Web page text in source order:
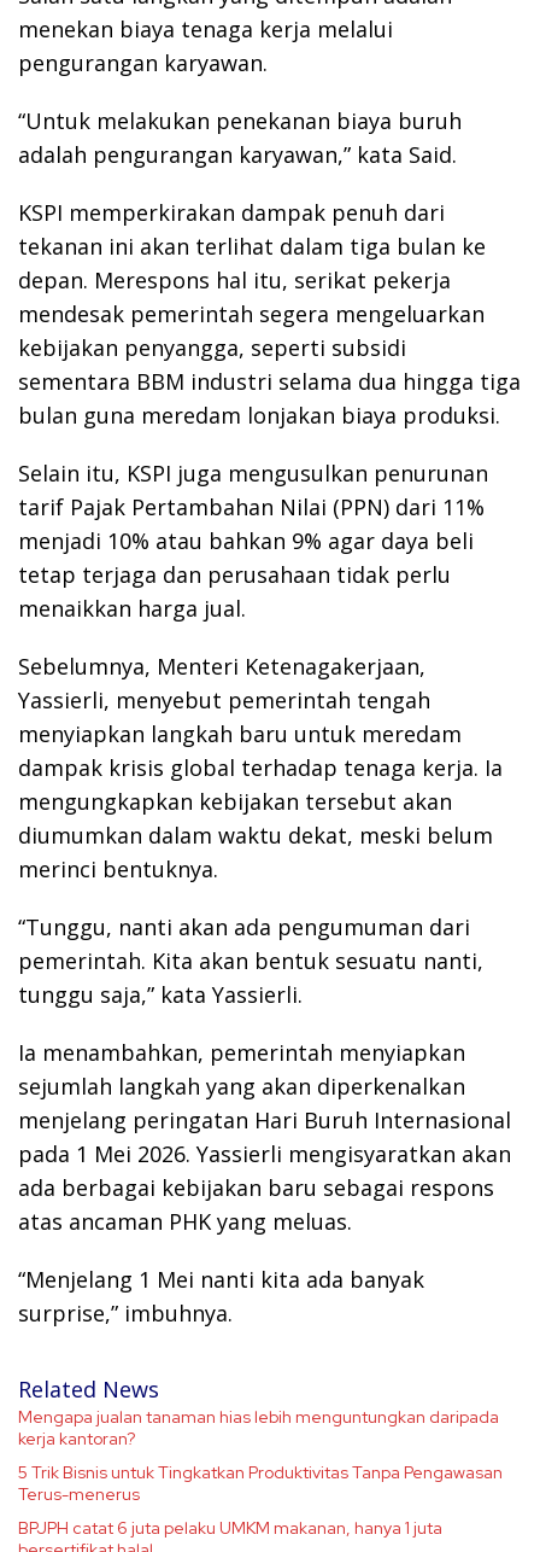
menekan biaya tenaga kerja melalui
pengurangan karyawan.
“Untuk melakukan penekanan biaya buruh
adalah pengurangan karyawan,” kata Said.
KSPI memperkirakan dampak penuh dari
tekanan ini akan terlihat dalam tiga bulan ke
depan. Merespons hal itu, serikat pekerja
mendesak pemerintah segera mengeluarkan
kebijakan penyangga, seperti subsidi
sementara BBM industri selama dua hingga tiga
bulan guna meredam lonjakan biaya produksi.
Selain itu, KSPI juga mengusulkan penurunan
tarif Pajak Pertambahan Nilai (PPN) dari 11%
menjadi 10% atau bahkan 9% agar daya beli
tetap terjaga dan perusahaan tidak perlu
menaikkan harga jual.
Sebelumnya, Menteri Ketenagakerjaan,
Yassierli, menyebut pemerintah tengah
menyiapkan langkah baru untuk meredam
dampak krisis global terhadap tenaga kerja. Ia
mengungkapkan kebijakan tersebut akan
diumumkan dalam waktu dekat, meski belum
merinci bentuknya.
“Tunggu, nanti akan ada pengumuman dari
pemerintah. Kita akan bentuk sesuatu nanti,
tunggu saja,” kata Yassierli.
Ia menambahkan, pemerintah menyiapkan
sejumlah langkah yang akan diperkenalkan
menjelang peringatan Hari Buruh Internasional
pada 1 Mei 2026. Yassierli mengisyaratkan akan
ada berbagai kebijakan baru sebagai respons
atas ancaman PHK yang meluas.
“Menjelang 1 Mei nanti kita ada banyak
surprise,” imbuhnya.
Related News
Mengapa jualan tanaman hias lebih menguntungkan daripada
kerja kantoran?
5 Trik Bisnis untuk Tingkatkan Produktivitas Tanpa Pengawasan
Terus-menerus
BPJPH catat 6 juta pelaku UMKM makanan, hanya 1 juta